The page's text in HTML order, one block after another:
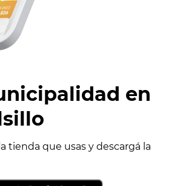
en
tienda que usas y descargá la